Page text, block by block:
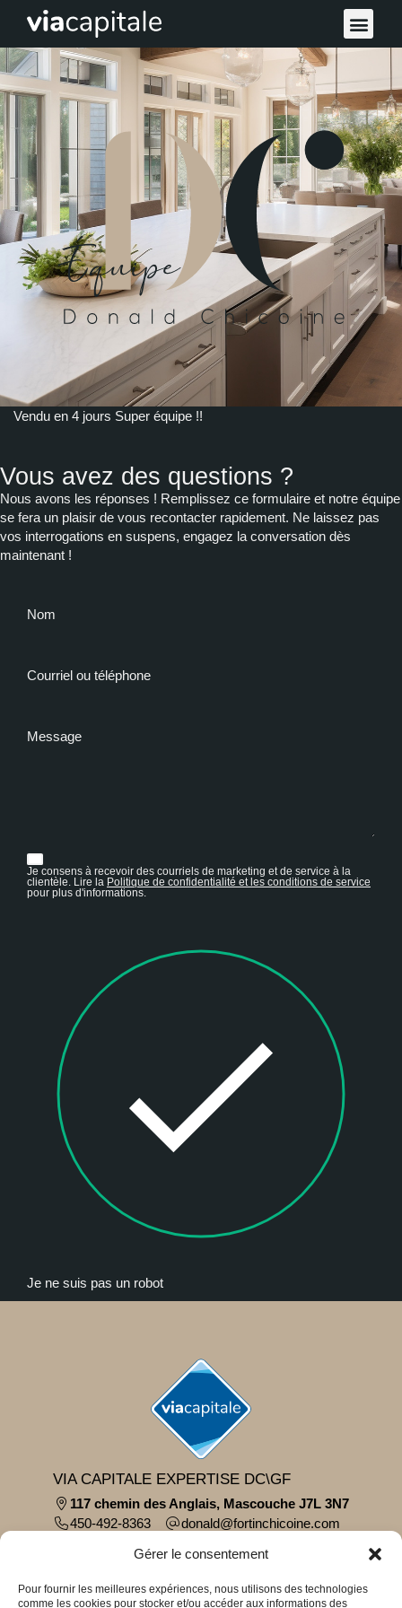
Gérer le consentement
Pour fournir les meilleures expériences, nous utilisons des technologies
comme les cookies pour stocker et/ou accéder aux informations des
Vendu en 4 jours Super équipe !!
Vous avez des questions ?
Nous avons les réponses ! Remplissez ce formulaire et notre équipe
se fera un plaisir de vous recontacter rapidement. Ne laissez pas
vos interrogations en suspens, engagez la conversation dès
maintenant !
Nom
Courriel ou téléphone
Message
Je consens à recevoir des courriels de marketing et de service à la
clientèle. Lire la Politique de confidentialité et les conditions de service
pour plus d'informations.
Je ne suis pas un robot
VIA CAPITALE EXPERTISE DC\GF
117 chemin des Anglais, Mascouche J7L 3N7
450-492-8363
moc.eniocihcnitrof@dlanod
Témoignages